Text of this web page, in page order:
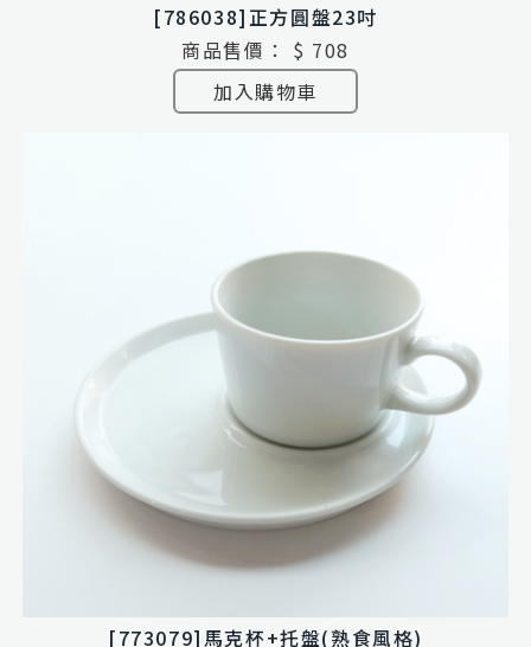
[786038]正方圓盤23吋
商品售價：
$ 708
加入購物車
[773079]馬克杯+托盤(熟食風格)